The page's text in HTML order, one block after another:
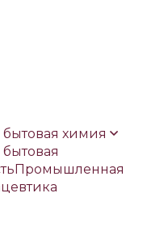
химия
Промышленная